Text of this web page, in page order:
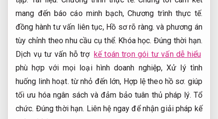
mang đến báo cáo minh bạch, Chương trình thực tế.
đồng hành tư vấn liên tục, Hồ sơ rõ ràng. và phương án
tùy chỉnh theo nhu cầu cụ thể. Khóa học. Đúng thời hạn.
Dịch vụ tư vấn hỗ trợ kế toán trọn gói tư vấn dễ hiểu
phù hợp với mọi loại hình doanh nghiệp,Xử lý tình
huống linh hoạt. từ nhỏ đến lớn, Hợp lệ theo hồ sơ. giúp
tối ưu hóa ngân sách và đảm bảo tuân thủ pháp lý. Tổ
chức. Đúng thời hạn. Liên hệ ngay để nhận giải pháp kế